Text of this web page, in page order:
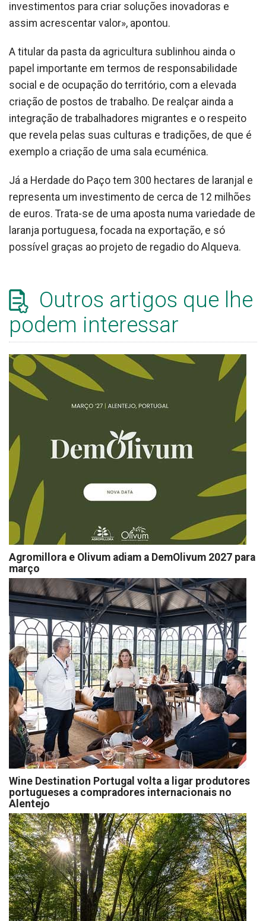
investimentos para criar soluções inovadoras e
assim acrescentar valor», apontou.
A titular da pasta da agricultura sublinhou ainda o
papel importante em termos de responsabilidade
social e de ocupação do território, com a elevada
criação de postos de trabalho. De realçar ainda a
integração de trabalhadores migrantes e o respeito
que revela pelas suas culturas e tradições, de que é
exemplo a criação de uma sala ecuménica.
Já a Herdade do Paço tem 300 hectares de laranjal e
representa um investimento de cerca de 12 milhões
de euros. Trata-se de uma aposta numa variedade de
laranja portuguesa, focada na exportação, e só
possível graças ao projeto de regadio do Alqueva.
Outros artigos que lhe
podem interessar
Agromillora e Olivum adiam a DemOlivum 2027 para
março
Wine Destination Portugal volta a ligar produtores
portugueses a compradores internacionais no
Alentejo